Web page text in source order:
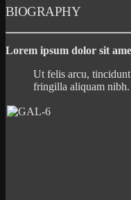
BIOGRAPHY
Lorem ipsum dolor sit
Ut felis arcu,
fringilla aliquam nibh.